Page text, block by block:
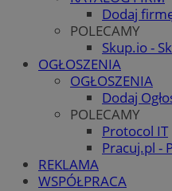
Dodaj
POLECAMY
Skup.io -
OGŁOSZENIA
OGŁOSZENIA
Dodaj
POLECAMY
Protocol IT
Pracuj.pl -
REKLAMA
WSPÓŁPRACA